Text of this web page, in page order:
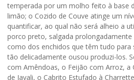
temperada por um molho feito à base
limão; o Cozido de Couve atinge um
quantificar, ao qual não será alheio a
porco preto, salgada
como dos enchidos que têm tudo para
tão delicadamente ousou produzi-los.
com Amêndoas, o Feijão com Arroz, a
de Javali, o Cabrito Estufado à